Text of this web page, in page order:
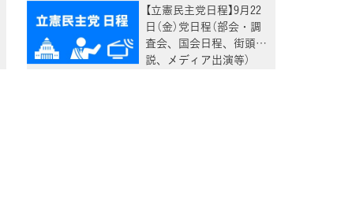
【立憲民主党日程】9月22
日（金）党日程（部会・調
査会、国会日程、街頭演
説、メディア出演等）